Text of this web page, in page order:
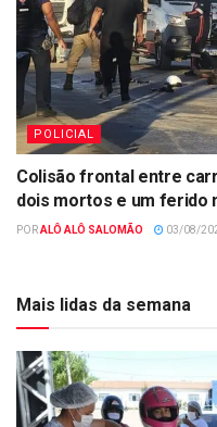
POLICIAL
Colisão frontal entre
dois mortos e um ferido
PORALÔ ALÔ SALOMÃO 03/08/
Mais lidas da semana